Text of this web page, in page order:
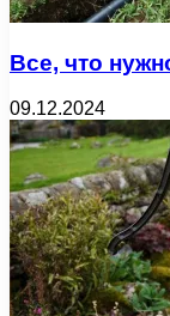
Все, что
09.12.2024